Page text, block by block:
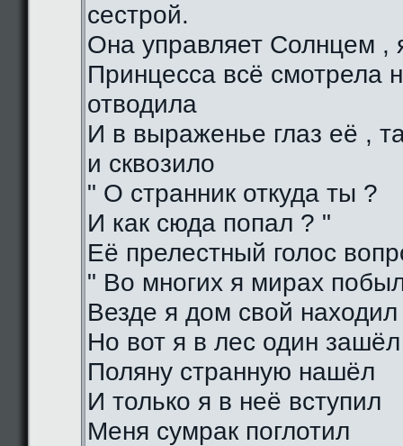
сестрой.
Она управляет Солнцем ,
Принцесса всё смотрела
отводила
И в выраженье глаз её ,
и сквозило
" О странник откуда ты ?
И как сюда попал ? "
Её прелестный голос
" Во многих я мирах
Везде я дом свой находил
Но вот я в лес один зашёл
Поляну странную нашёл
И только я в неё вступил
Меня сумрак поглотил